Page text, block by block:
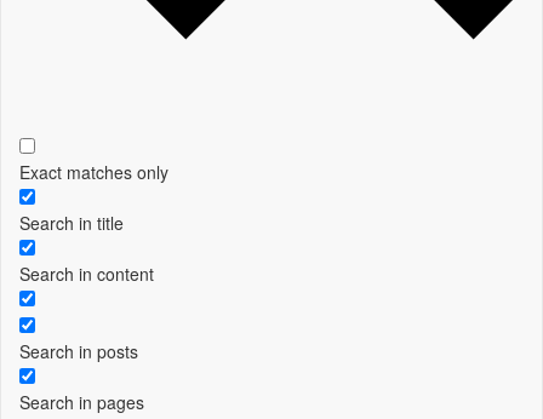
Exact matches only
Search in title
Search in content
Search in posts
Search in pages